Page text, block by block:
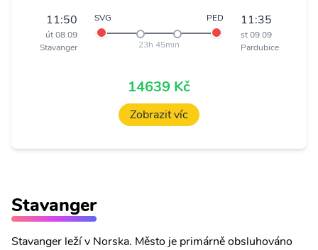
11:50
út 08.09
Stavanger
SVG PED
23h 45min
11:35
st 09.09
Pardubice
14639 Kč
Zobrazit víc
Stavanger
Stavanger leží v Norska. Město je primárně obsluhováno